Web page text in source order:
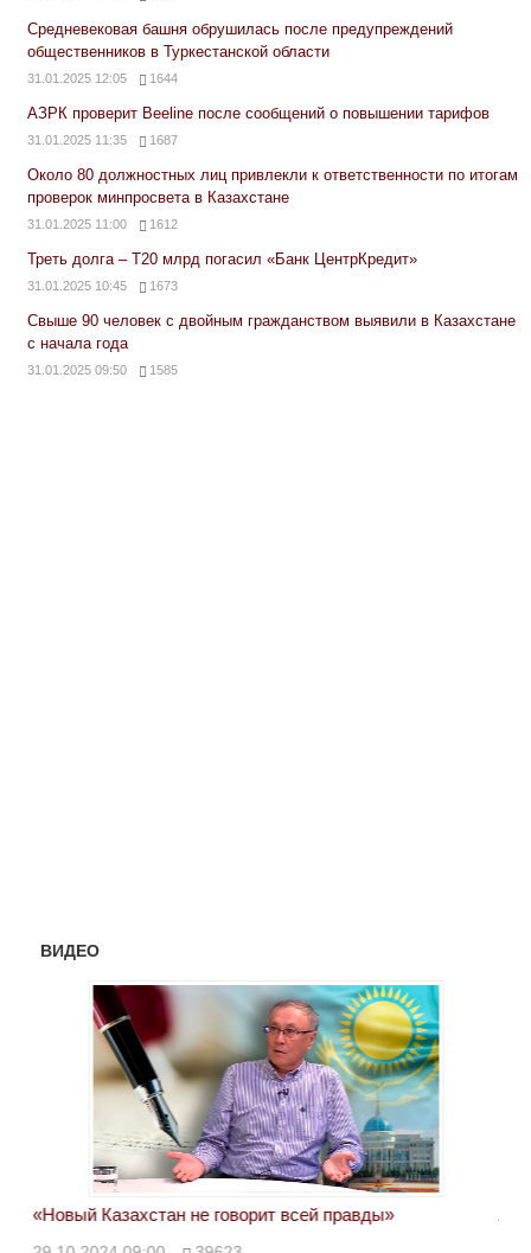
Средневековая башня обрушилась после предупреждений
общественников в Туркестанской области
31.01.2025 12:05 1644
АЗРК проверит Beeline после сообщений о повышении тарифов
31.01.2025 11:35 1687
Около 80 должностных лиц привлекли к ответственности по итогам
проверок минпросвета в Казахстане
31.01.2025 11:00 1612
Треть долга – Т20 млрд погасил «Банк ЦентрКредит»
31.01.2025 10:45 1673
Свыше 90 человек с двойным гражданством выявили в Казахстане
с начала года
31.01.2025 09:50 1585
ВИДЕО
«Новый Казахстан не говорит всей правды»